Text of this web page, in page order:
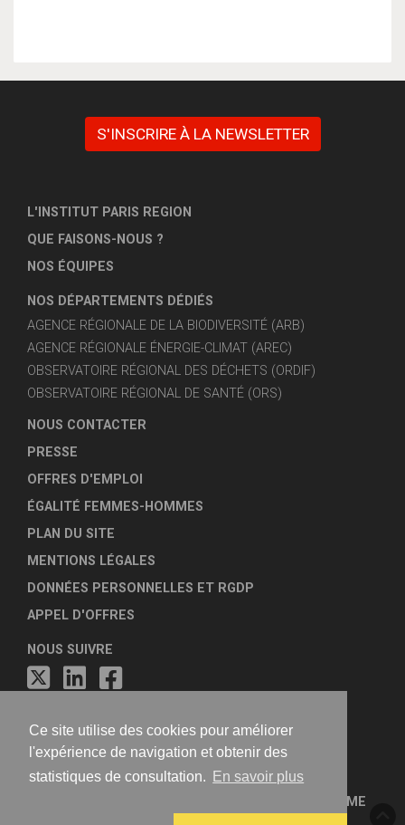
Ce site utilise des cookies pour améliorer
l'expérience de navigation et obtenir des
statistiques de consultation.
En savoir plus
S'INSCRIRE À LA NEWSLETTER
L'INSTITUT PARIS REGION
QUE FAISONS-NOUS ?
NOS ÉQUIPES
NOS DÉPARTEMENTS DÉDIÉS
AGENCE RÉGIONALE DE LA BIODIVERSITÉ (ARB)
AGENCE RÉGIONALE ÉNERGIE-CLIMAT (AREC)
OBSERVATOIRE RÉGIONAL DES DÉCHETS (ORDIF)
OBSERVATOIRE RÉGIONAL DE SANTÉ (ORS)
NOUS CONTACTER
PRESSE
OFFRES D'EMPLOI
ÉGALITÉ FEMMES-HOMMES
PLAN DU SITE
MENTIONS LÉGALES
DONNÉES PERSONNELLES ET RGDP
APPEL D'OFFRES
NOUS SUIVRE
FÉDÉRATION NATIONALE DES AGENCES D'URBANISME